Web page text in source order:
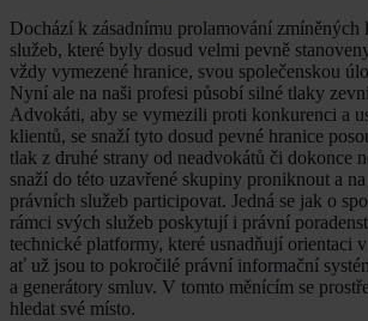
Dochází k zásadnímu prolamování zmíněných
služeb, které byly dosud velmi pevně
vždy vymezené hranice, svou společenskou
Nyní ale na naši profesi působí silné tlaky
Advokáti, aby se vymezili proti konkurenci a
klientů, se snaží tyto dosud pevné hranice
tlak z druhé strany od neadvokátů či dokonce
snaží do této uzavřené skupiny proniknout a
právních služeb participovat. Jedná se jak o
rámci svých služeb poskytují i právní
technické platformy, které usnadňují orientaci
ať už jsou to pokročilé právní informační
a generátory smluv. V tomto měnícím se
hledat své místo.